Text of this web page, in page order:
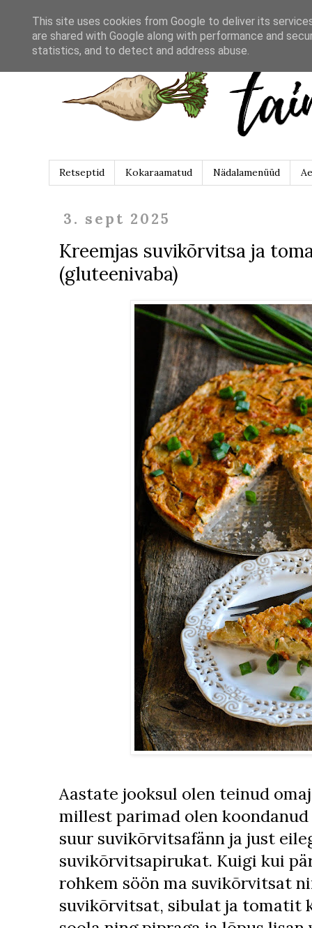
Retseptid Kokaraamatud Nädalamenüüd
3. sept 2025
Kreemjas suvikõrvitsa ja
(gluteenivaba)
Aastate jooksul olen teinud
millest parimad olen koondanud
suur suvikõrvitsafänn ja just
suvikõrvitsapirukat. Kuigi kui
rohkem söön ma suvikõrvitsat
suvikõrvitsat, sibulat ja tomatit
This site uses cookies from Google to deliver its
are shared with Google along with performance and
statistics, and to detect and address abuse.